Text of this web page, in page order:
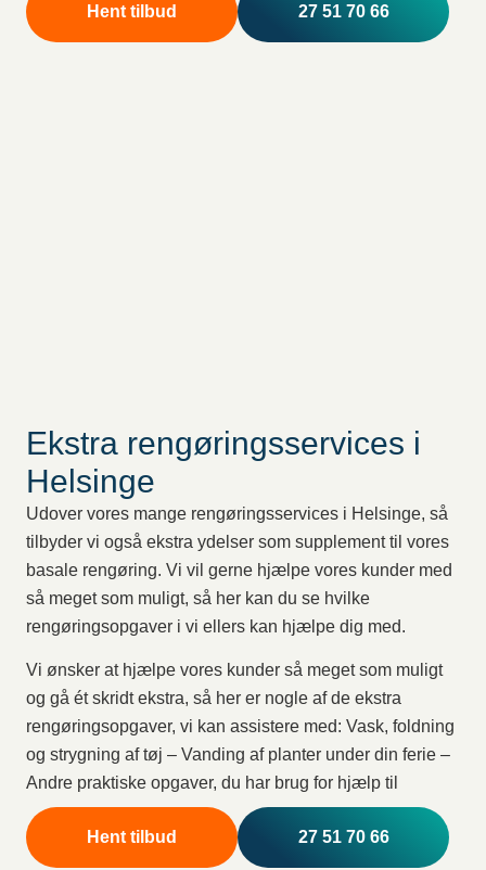
Hent tilbud 27 51 70 66
Ekstra rengøringsservices i
Helsinge
Udover vores mange rengøringsservices i Helsinge, så
tilbyder vi også ekstra ydelser som supplement til vores
basale rengøring. Vi vil gerne hjælpe vores kunder med
så meget som muligt, så her kan du se hvilke
rengøringsopgaver i vi ellers kan hjælpe dig med.
Vi ønsker at hjælpe vores kunder så meget som muligt
og gå ét skridt ekstra, så her er nogle af de ekstra
rengøringsopgaver, vi kan assistere med: Vask, foldning
og strygning af tøj – Vanding af planter under din ferie –
Andre praktiske opgaver, du har brug for hjælp til
Hent tilbud 27 51 70 66